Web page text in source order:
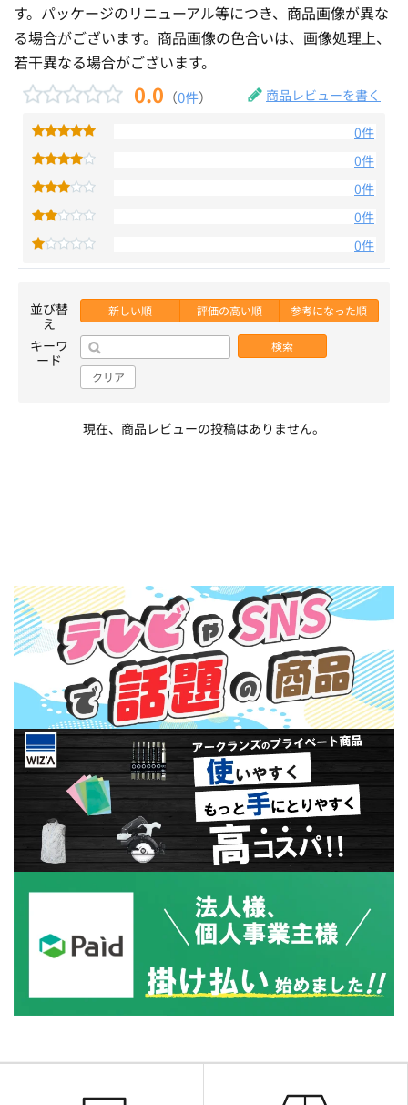
す。パッケージのリニューアル等につき、商品画像が異な
る場合がございます。商品画像の色合いは、画像処理上、
若干異なる場合がございます。
0.0 （0件） 商品レビューを書く
0件
0件
0件
0件
0件
並び替
え
新しい順 評価の高い順 参考になった順
キーワ
ード
検索
クリア
現在、商品レビューの投稿はありません。